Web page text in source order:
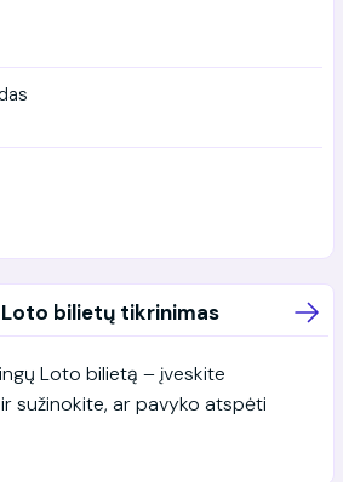
bilietų tikrinimas
Loto bilietą – įveskite
sužinokite, ar pavyko atspėti